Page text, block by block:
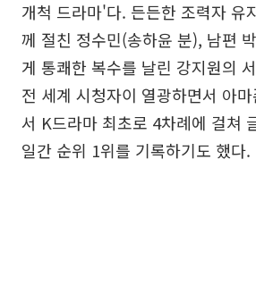
개척 드라마'다. 든든한 조력자 유
께 절친 정수민(송하윤 분), 남편
게 통쾌한 복수를 날린 강지원의
전 세계 시청자이 열광하면서 아
서 K드라마 최초로 4차례에 걸쳐
일간 순위 1위를 기록하기도 했다.